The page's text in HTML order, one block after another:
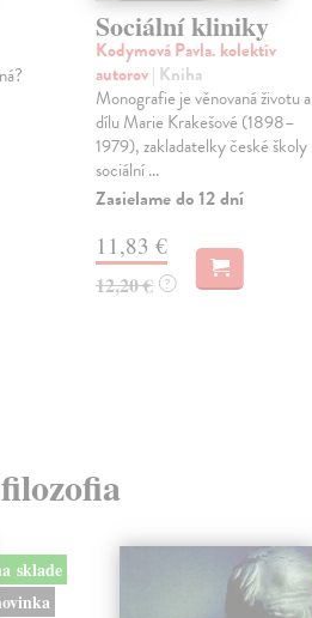
Sociální kliniky
Kodymová Pavla. kolektív
autorov| Kniha
Monografie je věnovaná životu a
dílu Marie Krakešové (1898–
1979), zakladatelky české školy
sociální ...
Zasielame do 12 dní
11,83 €
12,20 € ?
sklade